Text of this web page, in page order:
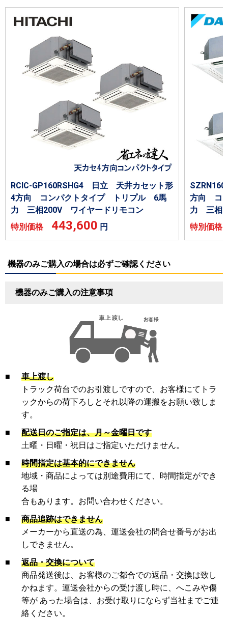
RCIC-GP160RSHG4 日立 天井カセット形
4方向 コンパクトタイプ トリプル 6馬
力 三相200V ワイヤードリモコン
特別価格 443,600 円
方向 コ
力 三相
特別価
機器のみご購入の場合は必ずご確認ください
機器のみご購入の注意事項
■
車上渡し
トラック荷台でのお引渡しですので、お客様にてトラ
ックからの荷下ろしとそれ以降の運搬をお願い致しま
す。
■
配送日のご指定は、月～金曜日です
土曜・日曜・祝日はご指定いただけません。
■
時間指定は基本的にできません
地域・商品によっては別途費用にて、時間指定ができ
る場
合もあります。お問い合わせください。
■
商品追跡はできません
メーカーから直送の為、運送会社の問合せ番号がお出
しできません。
■
返品・交換について
商品発送後は、お客様のご都合での返品・交換は致し
かねます。運送会社からの受け渡し時に、へこみや傷
等が あった場合は、お受け取りにならず当社までご連
絡ください。